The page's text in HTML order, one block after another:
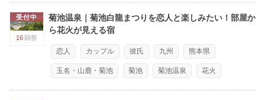
受付中
16 回答
菊池温泉｜菊池白龍まつりを恋人と楽しみたい！部屋か
ら花火が見える宿
恋人 カップル 彼氏 九州 熊本県
玉名・山鹿・菊池 菊池 菊池温泉 花火